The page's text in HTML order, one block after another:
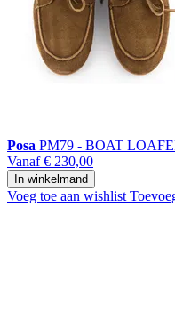
Posa PM79 - BOAT
Vanaf € 230,00
In winkelmand
Voeg toe aan wishlist